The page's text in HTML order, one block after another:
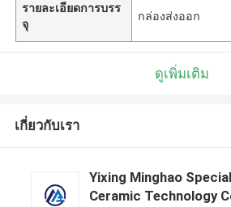
รายละเอียดการบรร
จุ
กล่องส่งออก
ดูเพิ่มเติม
เกี่ยวกับเรา
Yixing Minghao Special
Ceramic Technology